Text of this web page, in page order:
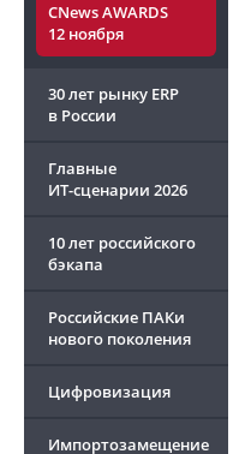
CNews AWARDS
12 ноября
30 лет рынку ERP
в России
Главные
ИТ-сценарии 2026
10 лет российского
бэкапа
Российские ПАКи
нового поколения
Цифровизация
Импортозамещение